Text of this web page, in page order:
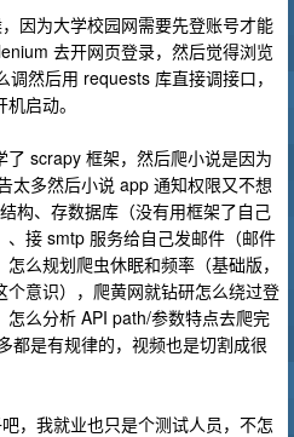
因为大学校园网需要先登账号才能
去开网页登录，然后觉得浏览
然后用 requests 库直接调接口，
启动。
scrapy 框架，然后爬小说是因为
太多然后小说 app 通知权限又不想
构、存数据库（没有用框架了自己
、接 smtp 服务给自己发邮件（邮件
么规划爬虫休眠和频率（基础版，
意识），爬黄网就钻研怎么绕过登
怎么分析 API path/参数特点去爬完
都是有规律的，视频也是切割成很
，我就业也只是个测试人员，不怎